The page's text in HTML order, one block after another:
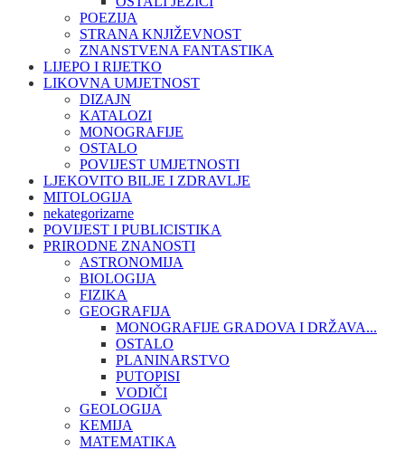
POEZIJA
STRANA KNJIŽEVNOST
ZNANSTVENA FANTASTIKA
LIJEPO I RIJETKO
LIKOVNA UMJETNOST
DIZAJN
KATALOZI
MONOGRAFIJE
OSTALO
POVIJEST UMJETNOSTI
LJEKOVITO BILJE I ZDRAVLJE
MITOLOGIJA
nekategorizarne
POVIJEST I PUBLICISTIKA
PRIRODNE ZNANOSTI
ASTRONOMIJA
BIOLOGIJA
FIZIKA
GEOGRAFIJA
MONOGRAFIJE GRADOVA I DRŽAVA...
OSTALO
PLANINARSTVO
PUTOPISI
VODIČI
GEOLOGIJA
KEMIJA
MATEMATIKA